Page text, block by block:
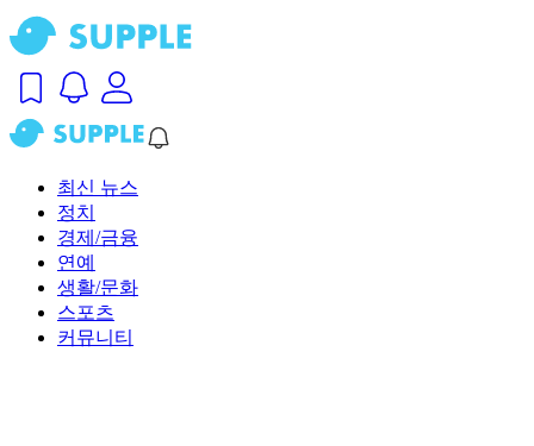
최신 뉴스
정치
경제/금융
연예
생활/문화
스포츠
커뮤니티